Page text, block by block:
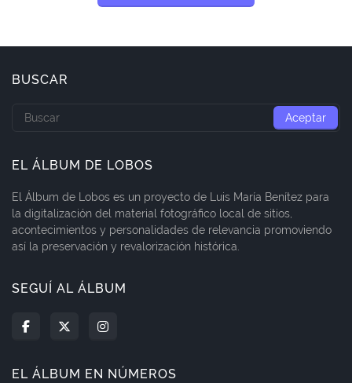
BUSCAR
EL ÁLBUM DE LOBOS
El Álbum de Lobos es un proyecto de Luis María Benítez para
la digitalización del material fotográfico local de sitios,
acontecimientos y personalidades de relevancia promoviendo
así la preservación y revalorización histórica.
SEGUÍ AL ÁLBUM
EL ÁLBUM EN NÚMEROS